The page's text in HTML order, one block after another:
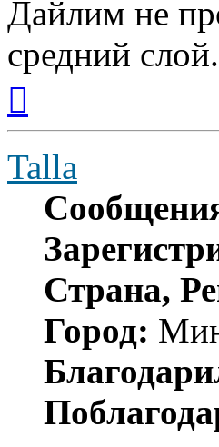
Дайлим не
средний слой.
началу
Talla
Страна,
Город: